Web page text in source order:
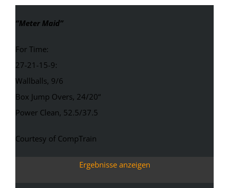
“Meter Maid”
For Time:
27-21-15-9:
Wallballs, 9/6
Box Jump Overs, 24/20“
Power Clean, 52.5/37.5
Courtesy of CompTrain
Ergebnisse anzeigen